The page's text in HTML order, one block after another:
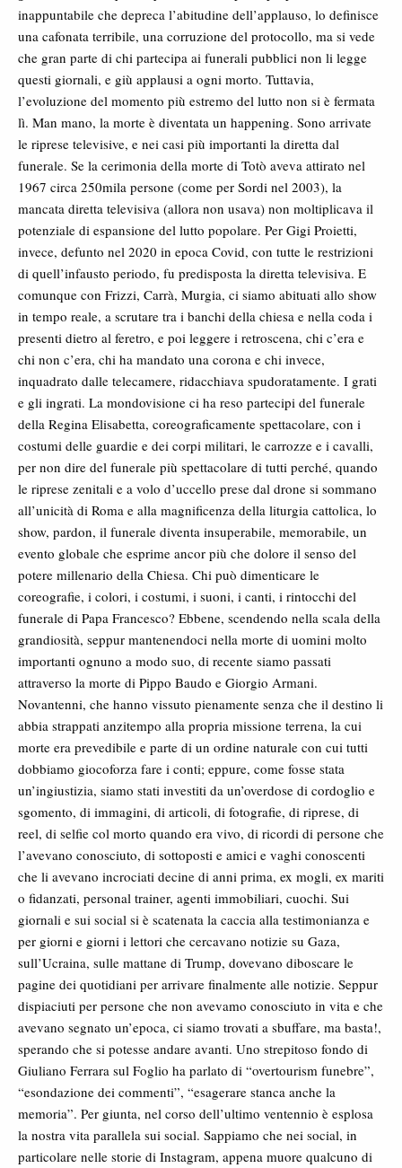
inappuntabile che depreca l’abitudine dell’applauso, lo definisce
una cafonata terribile, una corruzione del protocollo, ma si vede
che gran parte di chi partecipa ai funerali pubblici non li legge
questi giornali, e giù applausi a ogni morto. Tuttavia,
l’evoluzione del momento più estremo del lutto non si è fermata
lì. Man mano, la morte è diventata un happening. Sono arrivate
le riprese televisive, e nei casi più importanti la diretta dal
funerale. Se la cerimonia della morte di Totò aveva attirato nel
1967 circa 250mila persone (come per Sordi nel 2003), la
mancata diretta televisiva (allora non usava) non moltiplicava il
potenziale di espansione del lutto popolare. Per Gigi Proietti,
invece, defunto nel 2020 in epoca Covid, con tutte le restrizioni
di quell’infausto periodo, fu predisposta la diretta televisiva. E
comunque con Frizzi, Carrà, Murgia, ci siamo abituati allo show
in tempo reale, a scrutare tra i banchi della chiesa e nella coda i
presenti dietro al feretro, e poi leggere i retroscena, chi c’era e
chi non c’era, chi ha mandato una corona e chi invece,
inquadrato dalle telecamere, ridacchiava spudoratamente. I grati
e gli ingrati. La mondovisione ci ha reso partecipi del funerale
della Regina Elisabetta, coreograficamente spettacolare, con i
costumi delle guardie e dei corpi militari, le carrozze e i cavalli,
per non dire del funerale più spettacolare di tutti perché, quando
le riprese zenitali e a volo d’uccello prese dal drone si sommano
all’unicità di Roma e alla magnificenza della liturgia cattolica, lo
show, pardon, il funerale diventa insuperabile, memorabile, un
evento globale che esprime ancor più che dolore il senso del
potere millenario della Chiesa. Chi può dimenticare le
coreografie, i colori, i costumi, i suoni, i canti, i rintocchi del
funerale di Papa Francesco? Ebbene, scendendo nella scala della
grandiosità, seppur mantenendoci nella morte di uomini molto
importanti ognuno a modo suo, di recente siamo passati
attraverso la morte di Pippo Baudo e Giorgio Armani.
Novantenni, che hanno vissuto pienamente senza che il destino li
abbia strappati anzitempo alla propria missione terrena, la cui
morte era prevedibile e parte di un ordine naturale con cui tutti
dobbiamo giocoforza fare i conti; eppure, come fosse stata
un’ingiustizia, siamo stati investiti da un’overdose di cordoglio e
sgomento, di immagini, di articoli, di fotografie, di riprese, di
reel, di selfie col morto quando era vivo, di ricordi di persone che
l’avevano conosciuto, di sottoposti e amici e vaghi conoscenti
che li avevano incrociati decine di anni prima, ex mogli, ex mariti
o fidanzati, personal trainer, agenti immobiliari, cuochi. Sui
giornali e sui social si è scatenata la caccia alla testimonianza e
per giorni e giorni i lettori che cercavano notizie su Gaza,
sull’Ucraina, sulle mattane di Trump, dovevano diboscare le
pagine dei quotidiani per arrivare finalmente alle notizie. Seppur
dispiaciuti per persone che non avevamo conosciuto in vita e che
avevano segnato un’epoca, ci siamo trovati a sbuffare, ma basta!,
sperando che si potesse andare avanti. Uno strepitoso fondo di
Giuliano Ferrara sul Foglio ha parlato di “overtourism funebre”,
“esondazione dei commenti”, “esagerare stanca anche la
memoria”. Per giunta, nel corso dell’ultimo ventennio è esplosa
la nostra vita parallela sui social. Sappiamo che nei social, in
particolare nelle storie di Instagram, appena muore qualcuno di